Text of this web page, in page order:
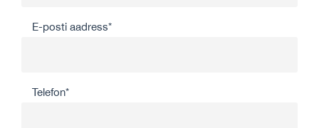
E-posti aadress*
Telefon*